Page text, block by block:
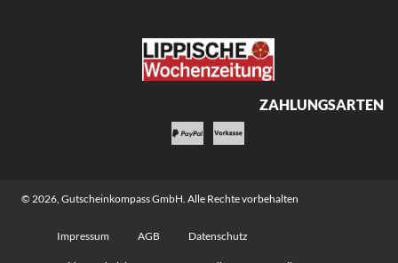
ZAHLUNGSARTEN
© 2026, Gutscheinkompass GmbH . Alle Rechte vorbehalten
Impressum AGB Datenschutz